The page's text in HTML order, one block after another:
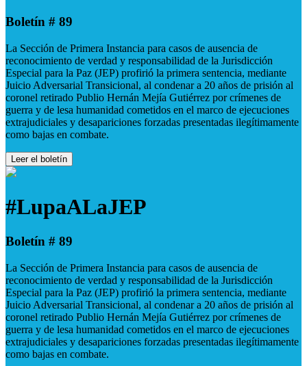
Boletín # 89
La Sección de Primera Instancia para casos de ausencia de
reconocimiento de verdad y responsabilidad de la Jurisdicción
Especial para la Paz (JEP) profirió la primera sentencia, mediante
Juicio Adversarial Transicional, al condenar a 20 años de prisión al
coronel retirado Publio Hernán Mejía Gutiérrez por crímenes de
guerra y de lesa humanidad cometidos en el marco de ejecuciones
extrajudiciales y desapariciones forzadas presentadas ilegítimamente
como bajas en combate.
Leer el boletín
#LupaALaJEP
Boletín # 89
La Sección de Primera Instancia para casos de ausencia de
reconocimiento de verdad y responsabilidad de la Jurisdicción
Especial para la Paz (JEP) profirió la primera sentencia, mediante
Juicio Adversarial Transicional, al condenar a 20 años de prisión al
coronel retirado Publio Hernán Mejía Gutiérrez por crímenes de
guerra y de lesa humanidad cometidos en el marco de ejecuciones
extrajudiciales y desapariciones forzadas presentadas ilegítimamente
como bajas en combate.